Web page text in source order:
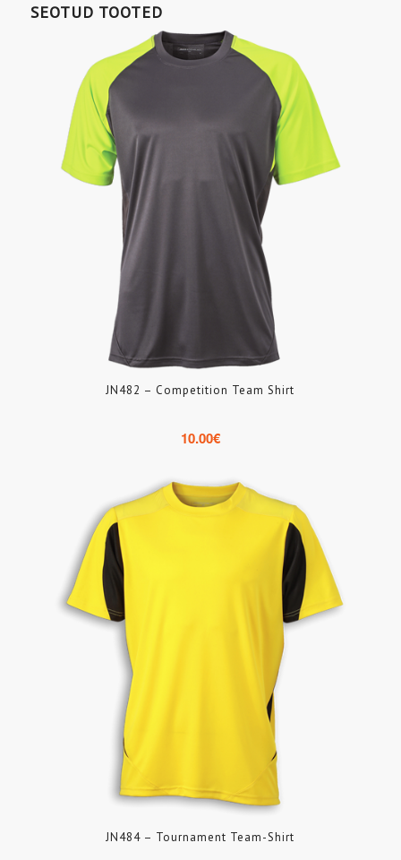
SEOTUD TOOTED
JN482 – Competition Team Shirt
10.00€
JN484 – Tournament Team-Shirt